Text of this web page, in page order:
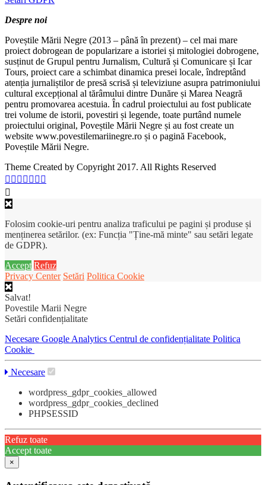
Despre noi
Poveștile Mării Negre (2013 – până în prezent) – cel mai mare
proiect dobrogean de popularizare a istoriei și mitologiei dobrogene,
susținut de Grupul pentru Jurnalism, Cultură și Comunicare și Icar
Tours, proiect care a schimbat dinamica presei locale, îndreptând
atenția jurnaliștilor de presă scrisă și televiziune asupra patrimoniului
cultural excepțional al tărâmului dintre Dunăre și Marea Neagră
pentru promovarea acestuia. În cadrul proiectului au fost publicate
trei volume de istorii, povestiri și legende, toate purtând numele
proiectului original, Poveștile Mării Negre și au fost create un
website www.povestilemariinegre.ro și o pagină Facebook,
Poveștile Mării Negre.
Theme Created by Copyright 2017. All Rights Reserved
Folosim cookie-uri pentru analiza traficului pe pagini și produse și
menținerea setărilor. (ex: Funcția "Ține-mă minte" sau setări legate
de GDPR).
Accept Refuz
Privacy Center Setări Politica Cookie
Salvat!
Povestile Marii Negre
Setări confidențialitate
Necesare Google Analytics Centrul de confidențialitate Politica
Cookie
Necesare
wordpress_gdpr_cookies_allowed
wordpress_gdpr_cookies_declined
PHPSESSID
Refuz toate
Accept toate
×